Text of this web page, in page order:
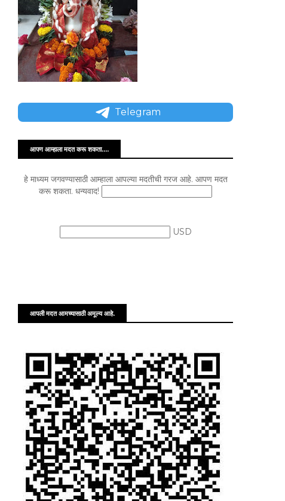
Telegram
आपण आम्हाला मदत करू शकता....
हे माध्यम जगवण्यासाठी आम्हाला आपल्या मदतीची गरज आहे. आपण मदत
करू शकता. धन्यवाद!
USD
आपली मदत आमच्यासाठी अमूल्य आहे.